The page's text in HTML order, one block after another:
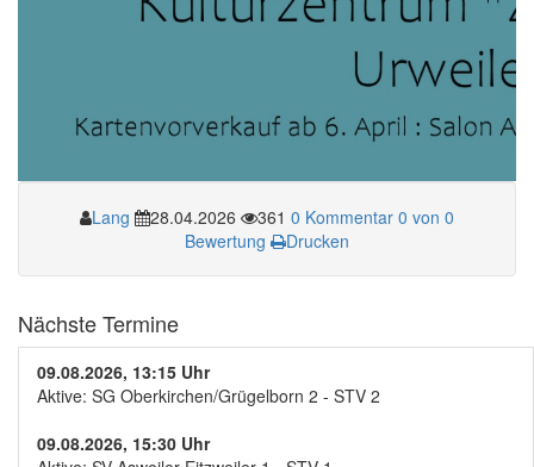
Lang 28.04.2026 361 0 Kommentar 0 von 0
Bewertung
Drucken
Nächste Termine
09.08.2026, 13:15 Uhr
Aktive: SG Oberkirchen/Grügelborn 2 - STV 2
09.08.2026, 15:30 Uhr